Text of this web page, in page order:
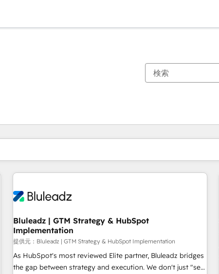
Bluleadz | GTM Strategy & HubSpot
Implementation
提供元：Bluleadz | GTM Strategy & HubSpot Implementation
As HubSpot's most reviewed Elite partner, Bluleadz bridges
the gap between strategy and execution. We don't just "set
現在の場所ページ
ページページページページページページページページページページ